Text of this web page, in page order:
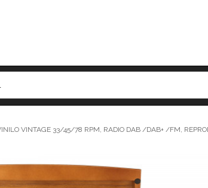
VINTAGE 33/45/78 RPM, RADIO DAB /DAB+ /FM,